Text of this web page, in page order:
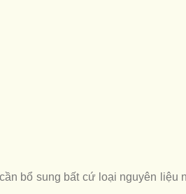
bổ sung bất cứ loại nguyên liệu